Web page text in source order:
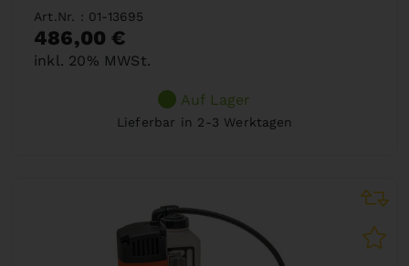
Art.Nr. : 01-13695
486,00 €
inkl. 20% MWSt.
Auf Lager
Lieferbar in 2-3 Werktagen